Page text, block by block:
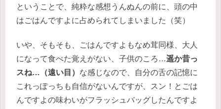
ということで、純粋な感想うんぬんの前に、頭の中
はごはんですよに占められてしまいました（笑）
いや、そもそも、ごはんですよもなめ茸同様、大人
になって食べた覚えがない、子供のころ…遥か昔っ
スね…（遠い目） な感じなので、自分の舌の記憶に
これっぽっちも自信がないんですが、スン！とごは
んですよの味わいがフラッシュバッグしたんですよ